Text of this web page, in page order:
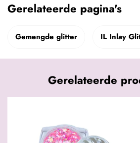
Gerelateerde pagina's
Gemengde glitter IL Inlay
Gerelateerde